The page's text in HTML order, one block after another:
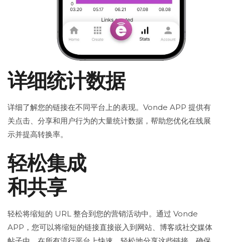
详细统计数据
详细了解您的链接在不同平台上的表现。Vonde APP 提供有
关点击、分享和用户行为的大量统计数据，帮助您优化在线展
示并提高转换率。
轻松集成
和共享
轻松将缩短的 URL 整合到您的营销活动中。通过 Vonde
APP，您可以将缩短的链接直接嵌入到网站、博客或社交媒体